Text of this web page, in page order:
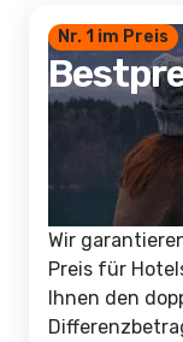
Nr. 1 im Preis
Wir
Preis für
Ihnen den